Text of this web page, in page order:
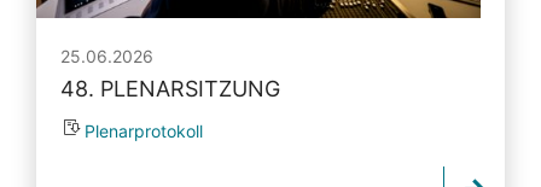
25.06.2026
48. PLENARSITZUNG
Plenarprotokoll